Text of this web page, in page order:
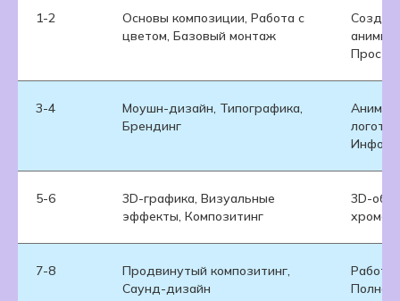
1-2
Основы композиции, Работа с
цветом, Базовый монтаж
3-4
Моушн-дизайн, Типографика,
Брендинг
5-6
3D-графика, Визуальные
эффекты, Композитинг
3D-
7-8
Продвинутый композитинг,
Саунд-дизайн
Работа